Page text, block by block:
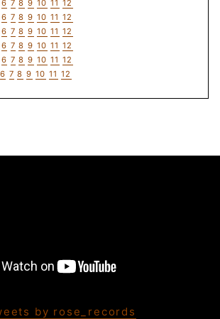
6 7 8 9 10 11 12
6 7 8 9 10 11 12
6 7 8 9 10 11 12
6 7 8 9 10 11 12
6 7 8 9 10 11 12
6 7 8 9 10 11 12
by rose_records